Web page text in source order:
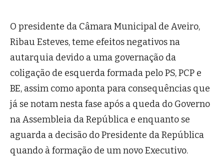
O presidente da Câmara Municipal de Avei­ro,
Ribau Esteves, teme efeitos negativos na
autarquia devido a uma governação da
coligação de esquerda formada pelo PS, PCP e
BE, assim como aponta para consequências que
já se notam nesta fase após a queda do Governo
na Assembleia da República e enquanto se
aguarda a decisão do Presidente da República
quan­do à formação de um no­vo Executivo.